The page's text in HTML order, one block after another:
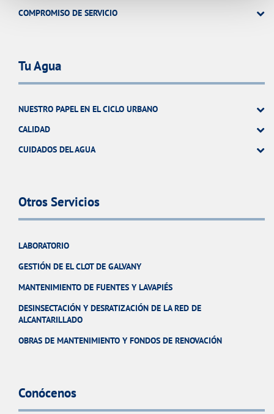
COMPROMISO DE SERVICIO
Tu Agua
NUESTRO PAPEL EN EL CICLO URBANO
CALIDAD
CUIDADOS DEL AGUA
Otros Servicios
LABORATORIO
GESTIÓN DE EL CLOT DE GALVANY
MANTENIMIENTO DE FUENTES Y LAVAPIÉS
DESINSECTACIÓN Y DESRATIZACIÓN DE LA RED DE
ALCANTARILLADO
OBRAS DE MANTENIMIENTO Y FONDOS DE RENOVACIÓN
Conócenos